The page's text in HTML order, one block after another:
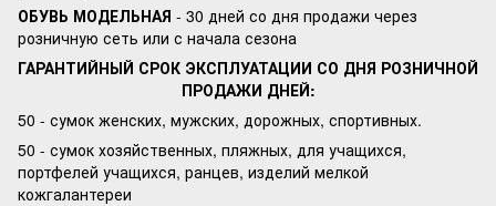
ОБУВЬ МОДЕЛЬНАЯ - 30 дней со дня продажи через
розничную сеть или с начала сезона
ГАРАНТИЙНЫЙ СРОК ЭКСПЛУАТАЦИИ СО ДНЯ РОЗНИЧНОЙ
ПРОДАЖИ ДНЕЙ:
50 - сумок женских, мужских, дорожных, спортивных.
50 - сумок хозяйственных, пляжных, для учащихся,
портфелей учащихся, ранцев, изделий мелкой
кожгалантереи